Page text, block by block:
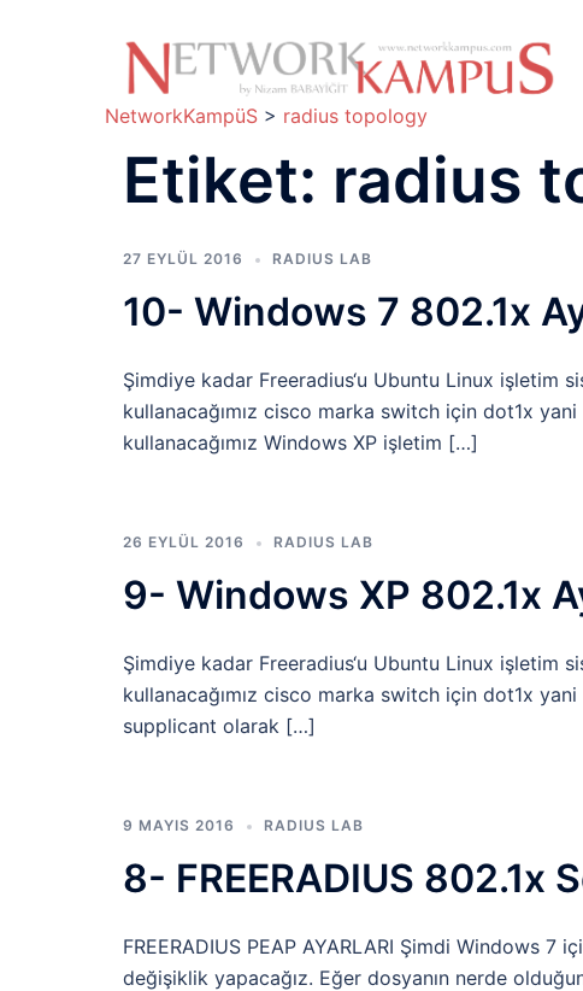
NetworkKampüS > radius topology
Etiket: radius
27 EYLÜL 2016 RADIUS LAB
10- Windows 7 802.1x
Şimdiye kadar Freeradius‘u Ubuntu Linux işletim
kullanacağımız cisco marka switch için dot1x yani
kullanacağımız Windows XP işletim […]
26 EYLÜL 2016 RADIUS LAB
9- Windows XP 802.1x
Şimdiye kadar Freeradius‘u Ubuntu Linux işletim
kullanacağımız cisco marka switch için dot1x yani
supplicant olarak […]
9 MAYIS 2016 RADIUS LAB
8- FREERADIUS 802.1x
FREERADIUS PEAP AYARLARI Şimdi Windows 7
değişiklik yapacağız. Eğer dosyanın nerde